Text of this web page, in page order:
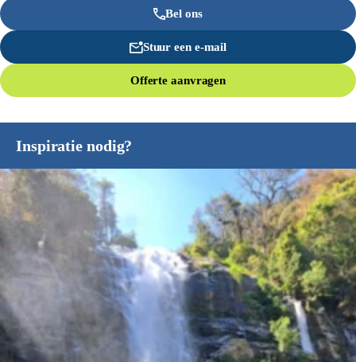
Bel ons
Stuur een e-mail
Offerte aanvragen
Inspiratie nodig?